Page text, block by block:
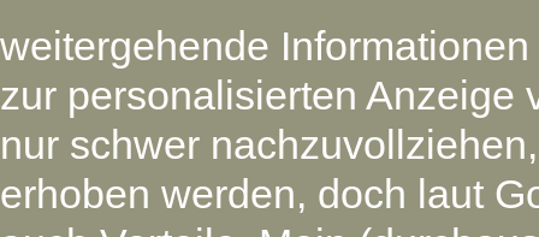
weitergehende
zur personalisierten Anzeige
nur schwer
erhoben werden, doch laut